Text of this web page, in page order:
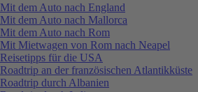
Mit dem Auto nach England
Mit dem Auto nach Mallorca
Mit dem Auto nach Rom
Mit Mietwagen von Rom nach Neapel
Reisetipps für die USA
Roadtrip an der französischen Atlantikküste
Roadtrip durch Albanien